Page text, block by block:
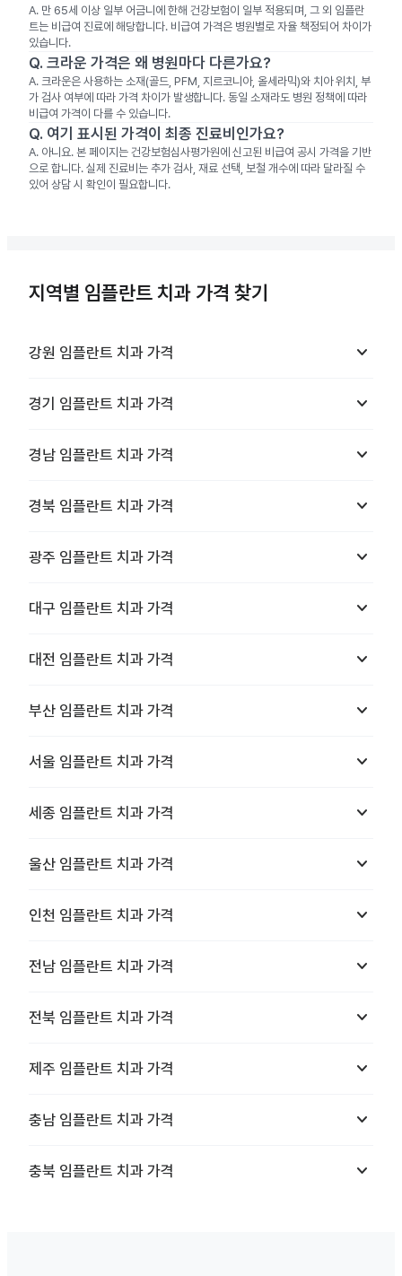
A. 만 65세 이상 일부 어금니에 한해 건강보험이 일부 적용되며, 그 외 임플란
트는 비급여 진료에 해당합니다. 비급여 가격은 병원별로 자율 책정되어 차이가
있습니다.
Q. 크라운 가격은 왜 병원마다 다른가요?
A. 크라운은 사용하는 소재(골드, PFM, 지르코니아, 올세라믹)와 치아 위치, 부
가 검사 여부에 따라 가격 차이가 발생합니다. 동일 소재라도 병원 정책에 따라
비급여 가격이 다를 수 있습니다.
Q. 여기 표시된 가격이 최종 진료비인가요?
A. 아니요. 본 페이지는 건강보험심사평가원에 신고된 비급여 공시 가격을 기반
으로 합니다. 실제 진료비는 추가 검사, 재료 선택, 보철 개수에 따라 달라질 수
있어 상담 시 확인이 필요합니다.
지역별 임플란트 치과 가격 찾기
강원 임플란트 치과 가격 keyboard_arrow_down
경기 임플란트 치과 가격 keyboard_arrow_down
경남 임플란트 치과 가격 keyboard_arrow_down
경북 임플란트 치과 가격 keyboard_arrow_down
광주 임플란트 치과 가격 keyboard_arrow_down
대구 임플란트 치과 가격 keyboard_arrow_down
대전 임플란트 치과 가격 keyboard_arrow_down
부산 임플란트 치과 가격 keyboard_arrow_down
서울 임플란트 치과 가격 keyboard_arrow_down
세종 임플란트 치과 가격 keyboard_arrow_down
울산 임플란트 치과 가격 keyboard_arrow_down
인천 임플란트 치과 가격 keyboard_arrow_down
전남 임플란트 치과 가격 keyboard_arrow_down
전북 임플란트 치과 가격 keyboard_arrow_down
제주 임플란트 치과 가격 keyboard_arrow_down
충남 임플란트 치과 가격 keyboard_arrow_down
충북 임플란트 치과 가격 keyboard_arrow_down